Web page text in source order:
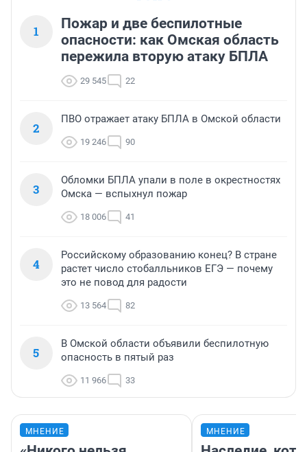
1
Пожар и две беспилотные
опасности: как Омская область
пережила вторую атаку БПЛА
29 545 22
2
ПВО отражает атаку БПЛА в Омской области
19 246 90
3
Обломки БПЛА упали в поле в окрестностях
Омска — вспыхнул пожар
18 006 41
4
Российскому образованию конец? В стране
растет число стобалльников ЕГЭ — почему
это не повод для радости
13 564 82
5
В Омской области объявили беспилотную
опасность в пятый раз
11 966 33
МНЕНИЕ МНЕНИЕ